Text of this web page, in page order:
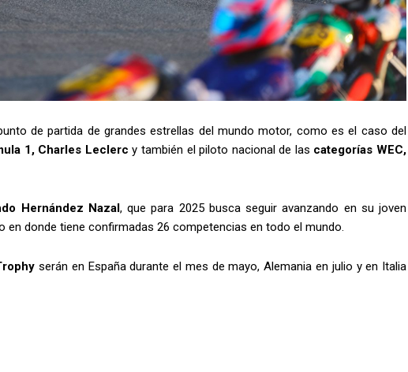
de partida de grandes estrellas del mundo motor, como es el caso del
1, Charles Leclercy también el piloto nacional de las categorías WEC,
Hernández Nazal, que para 2025 busca seguir avanzando en su joven
en donde tiene confirmadas 26 competencias en todo el mundo.
serán en España durante el mes de mayo, Alemania en julio y en Italia